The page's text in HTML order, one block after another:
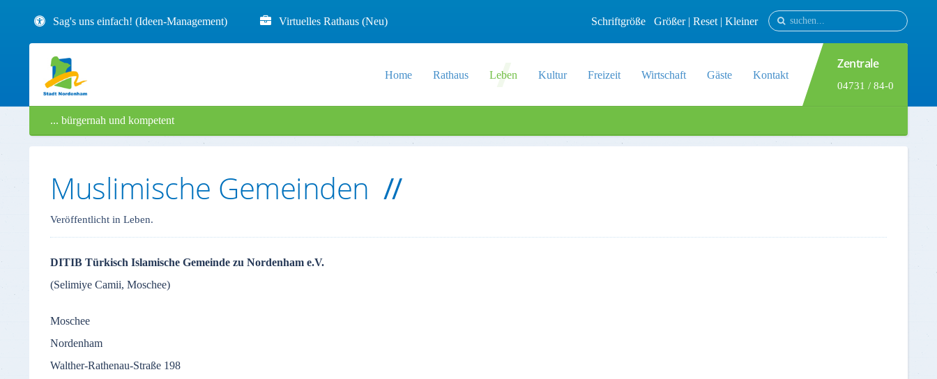
Sag's uns einfach! (Ideen-Management) Virtuelles Rathaus (Neu) Schriftgröße Größer| Reset | Kleiner
Home Rathaus Leben Kultur Freizeit Wirtschaft Gäste Kontakt
Zentrale
04731 / 84-0
... bürgernah und kompetent
Muslimische Gemeinden
Veröffentlicht in Leben.
DITIB Türkisch Islamische Gemeinde zu Nordenham e.V.
(Selimiye Camii, Moschee)
Moschee
Nordenham
Walther-Rathenau-Straße 198